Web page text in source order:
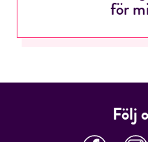
ÅNGRA
för
Följ